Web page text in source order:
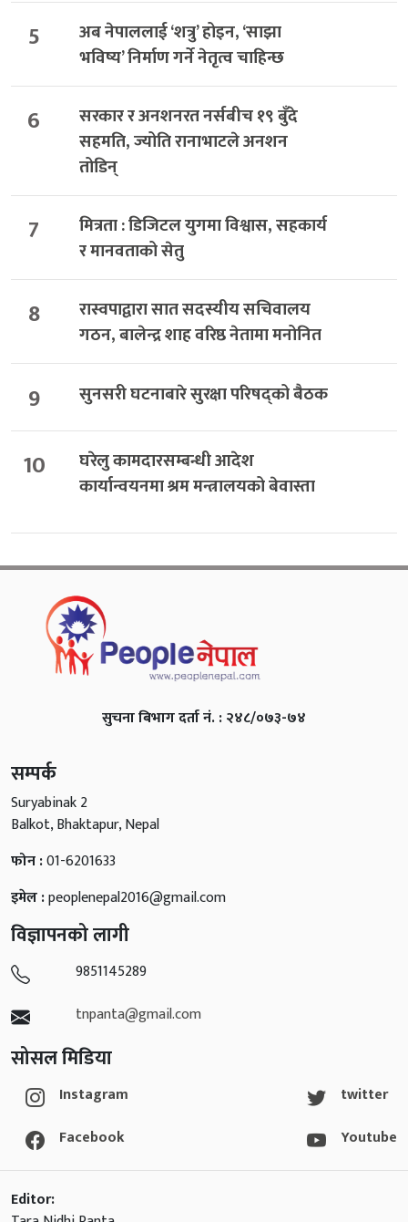
5
अब नेपाललाई ‘शत्रु’ होइन, ‘साझा
भविष्य’ निर्माण गर्ने नेतृत्व चाहिन्छ
6
सरकार र अनशनरत नर्सबीच १९ बुँदे
सहमति, ज्योति रानाभाटले अनशन
तोडिन्
7
मित्रता : डिजिटल युगमा विश्वास, सहकार्य
र मानवताको सेतु
8
रास्वपाद्वारा सात सदस्यीय सचिवालय
गठन, बालेन्द्र शाह वरिष्ठ नेतामा मनोनित
9 सुनसरी घटनाबारे सुरक्षा परिषद्को बैठक
10
घरेलु कामदारसम्बन्धी आदेश
कार्यान्वयनमा श्रम मन्त्रालयको बेवास्ता
सुचना बिभाग दर्ता नं. : २४८/०७३-७४
सम्पर्क
Suryabinak 2
Balkot, Bhaktapur, Nepal
फोन :01-6201633
इमेल :peoplenepal2016@gmail.com
विज्ञापनको लागी
9851145289
tnpanta@gmail.com
सोसल मिडिया
Instagram
Facebook
twitter
Youtube
Editor: